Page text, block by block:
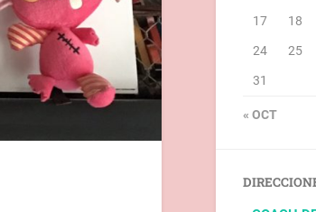
17 18
24 25
31
« OCT